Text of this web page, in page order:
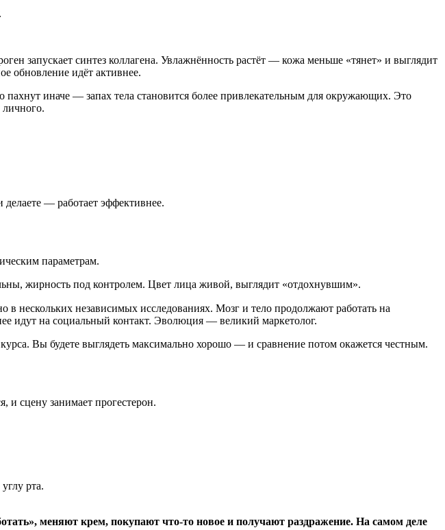
запускает синтез коллагена. Увлажнённость растёт — кожа меньше «тянет» и выглядит
обновление идёт активнее.
иначе — запах тела становится более привлекательным для окружающих. Это
— работает эффективнее.
параметрам.
жирность под контролем. Цвет лица живой, выглядит «отдохнувшим».
нескольких независимых исследованиях. Мозг и тело продолжают работать на
идут на социальный контакт. Эволюция — великий маркетолог.
Вы будете выглядеть максимально хорошо — и сравнение потом окажется честным.
и сцену занимает прогестерон.
рта.
меняют крем, покупают что-то новое и получают раздражение. На самом деле